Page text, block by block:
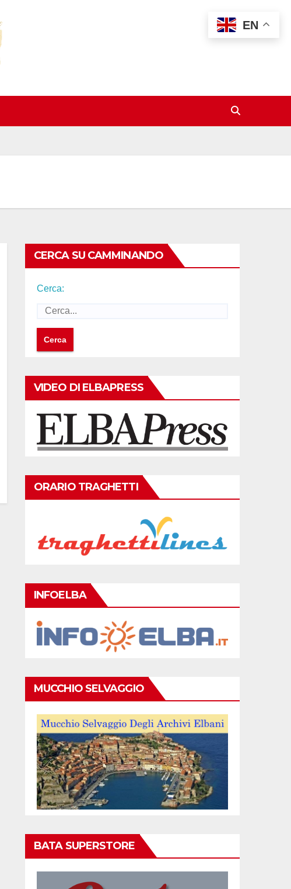
CERCA SU CAMMINANDO
Cerca:
VIDEO DI ELBAPRESS
ORARIO TRAGHETTI
INFOELBA
MUCCHIO SELVAGGIO
BATA SUPERSTORE
EN